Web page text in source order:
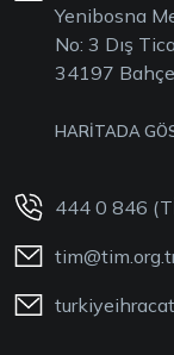
Yenibosna
No: 3 Dış
34197
HARİTADA
444 0 846